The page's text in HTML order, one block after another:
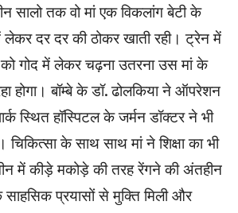
तक वो मां एक विकलांग बेटी के
दर दर की ठोकर खाती रही। ट्रेन में
गोद में लेकर चढ़ना उतरना उस मां के
होगा। बॉम्बे के डॉ. ढोलकिया ने ऑपरेशन
स्थित हॉस्पिटल के जर्मन डॉक्टर ने भी
चिकित्सा के साथ साथ मां ने शिक्षा का भी
में कीड़े मकोड़े की तरह रेंगने की अंतहीन
प्रयासों से मुक्ति मिली और